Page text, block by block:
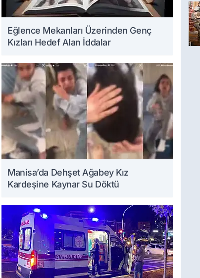
Eğlence Mekanları Üzerinden Genç
Kızları Hedef Alan İddalar
Manisa’da Dehşet Ağabey Kız
Kardeşine Kaynar Su Döktü